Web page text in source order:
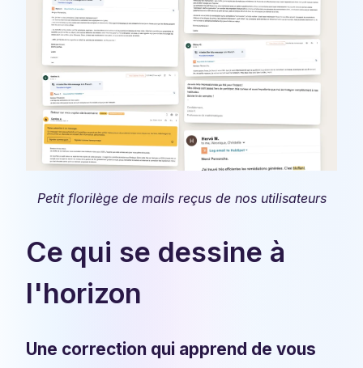
Petit florilège de mails reçus de nos utilisateurs
Ce qui se dessine à
l'horizon
Une correction qui apprend de vous